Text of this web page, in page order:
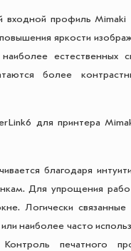
профиль Mimaki
яркости
естественных
более
благодаря
Для упрощения
Логически
наиболее часто
печатного